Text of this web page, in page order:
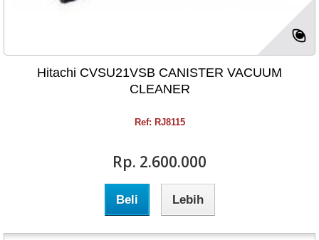
Hitachi CVSU21VSB CANISTER VACUUM
CLEANER
Ref: RJ8115
Rp‎. 2.600.000
Beli Lebih